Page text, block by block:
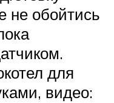
не обойтись
для
видео: